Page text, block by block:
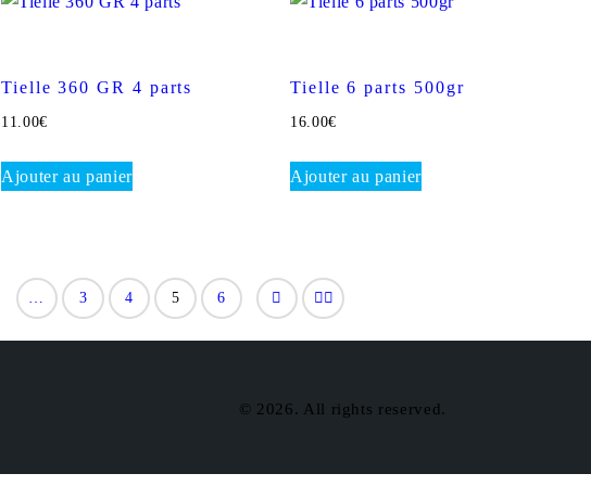
Tielle 360 GR 4 parts
11.00€
Ajouter au panier
Tielle 6 parts 500gr
16.00€
Ajouter au panier
3 4 5 6
© 2026. All rights reserved.